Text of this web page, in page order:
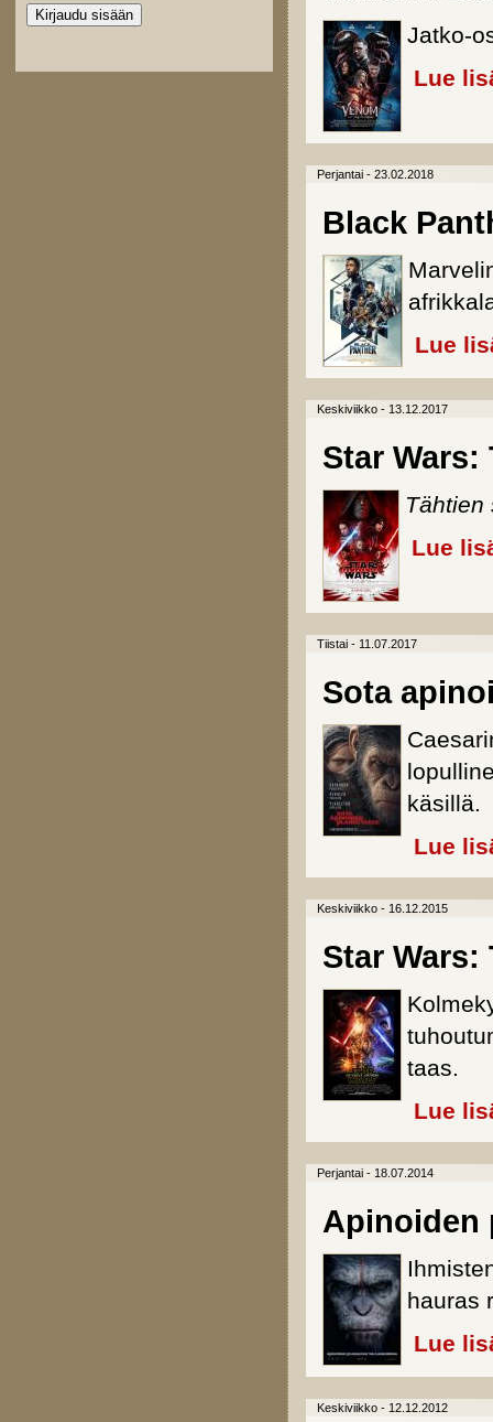
Jatko-
Lue
Perjantai - 23.02.2018
Black
Lue
Keskiviikko - 13.12.2017
Star Wars:
Tähtien
Lue
Tiistai - 11.07.2017
Sota
käsillä.
Lue
Keskiviikko - 16.12.2015
Star Wars:
taas.
Lue
Perjantai - 18.07.2014
Apinoiden
hauras
Lue
Keskiviikko - 12.12.2012